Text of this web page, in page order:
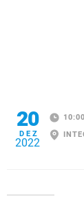
20
DEZ
2022
10:00